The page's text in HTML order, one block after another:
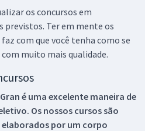
os concursos em
previstos. Ter em mente os
com que você tenha como se
muito mais qualidade.
é uma excelente maneira de
Os nossos cursos são
por um corpo